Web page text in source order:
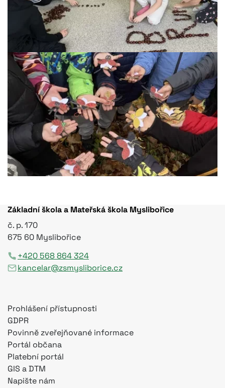
Základní škola a Mateřská škola Myslibořice
č. p. 170
675 60 Myslibořice
+420 568 864 324
kancelar@zsmysliborice.cz
Prohlášení přístupnosti
GDPR
Povinně zveřejňované informace
Portál občana
Platební portál
GIS a DTM
Napište nám